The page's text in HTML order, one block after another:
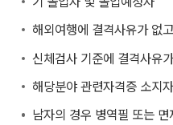
해외여행에 결격사유가 없
신체검사 기준에 결격사유
해당분야 관련자격증 소지
남자의 경우 병역필 또는 면